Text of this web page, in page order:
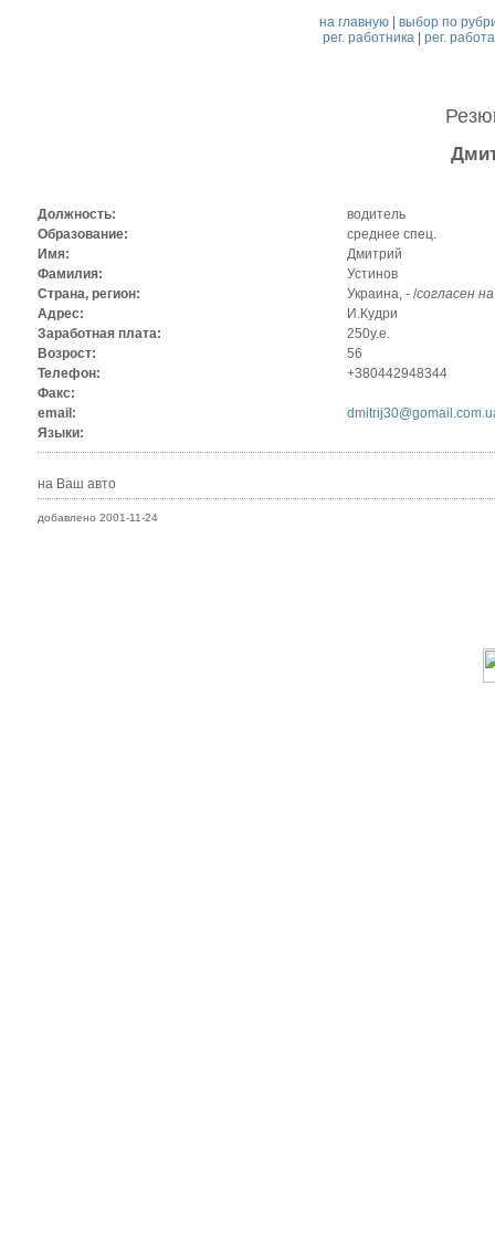
на главную |выбор по
рег. работника| рег.
Должность:
водитель
Образование:
среднее спец.
Имя:
Дмитрий
Фамилия:
Устинов
Страна, регион:
Украина, - /согласен
Адрес:
И.Кудри
Заработная плата:
250у.е.
Возрост:
56
Телефон:
+380442948344
Факс:
email:
Языки:
на Ваш авто
добавлено 2001-11-24